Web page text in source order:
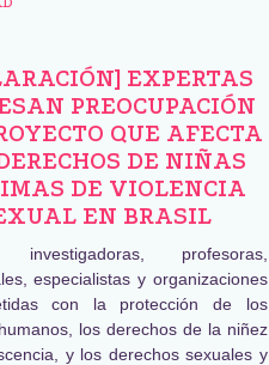
EXPERTAS
PREOCUPACIÓN
QUE AFECTA
DE NIÑAS
DE VIOLENCIA
EN BRASIL
investigadoras, profesoras,
especialistas y organizaciones
con la protección de los
los derechos de la niñez
y los derechos sexuales y